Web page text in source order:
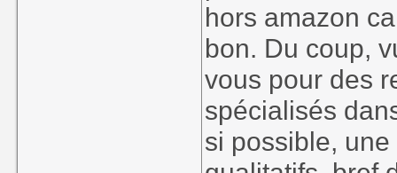
hors amazon
bon. Du coup,
vous pour des
spécialisés
si possible,